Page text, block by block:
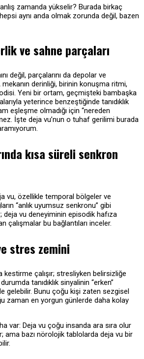
zamanda yükselir? Burada birkaç
aynı anda olmak zorunda değil, bazen
ve sahne parçaları
değil, parçalarını da depolar ve
mekanın derinliği, birinin konuşma ritmi,
Yeni bir ortam, geçmişteki bambaşka
yeterince benzeştiğinde tanıdıklık
eşleşme olmadığı için “nereden
İşte deja vu’nun o tuhaf gerilimi burada
kısa süreli senkron
vu, özellikle temporal bölgeler ve
“anlık uyumsuz senkronu” gibi
deja vu deneyiminin episodik hafıza
çalışmalar bu bağlantıları inceler.
stres zemini
kestirme çalışır; stresliyken belirsizliğe
tanıdıklık sinyalinin “erken”
gelebilir. Bunu çoğu kişi zaten sezgisel
zaman en yorgun günlerde daha kolay
var: Deja vu çoğu insanda ara sıra olur
ama bazı nörolojik tablolarda deja vu bir